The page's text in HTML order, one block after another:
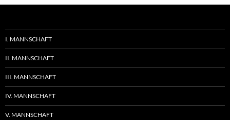
I. MANNSCHAFT
II. MANNSCHAFT
III. MANNSCHAFT
IV. MANNSCHAFT
V. MANNSCHAFT